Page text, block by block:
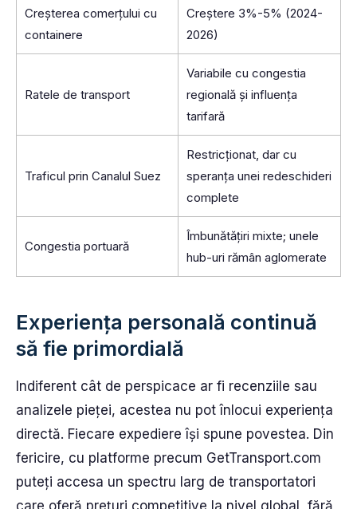
Creșterea comerțului cu
containere
Creștere 3%-5% (2024-
2026)
Ratele de transport
Variabile cu congestia
regională și influența
tarifară
Traficul prin Canalul Suez
Restricționat, dar cu
speranța unei redeschideri
complete
Congestia portuară
Îmbunătățiri mixte; unele
hub-uri rămân aglomerate
Experiența personală continuă
să fie primordială
Indiferent cât de perspicace ar fi recenziile sau
analizele pieței, acestea nu pot înlocui experiența
directă. Fiecare expediere își spune povestea. Din
fericire, cu platforme precum GetTransport.com
puteți accesa un spectru larg de transportatori
care oferă prețuri competitive la nivel global, fără